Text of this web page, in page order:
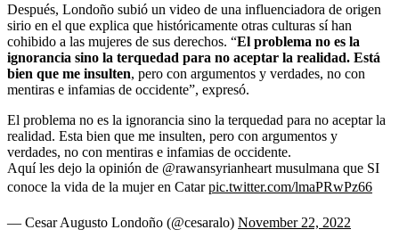
Después, Londoño subió un video de una influenciadora de origen
sirio en el que explica que históricamente otras culturas sí han
cohibido a las mujeres de sus derechos. “El problema no es la
ignorancia sino la terquedad para no aceptar la realidad. Está
bien que me insulten, pero con argumentos y verdades, no con
mentiras e infamias de occidente”, expresó.
El problema no es la ignorancia sino la terquedad para no aceptar la
realidad. Esta bien que me insulten, pero con argumentos y
verdades, no con mentiras e infamias de occidente.
Aquí les dejo la opinión de @rawansyrianheart musulmana que SI
conoce la vida de la mujer en Catarpic.twitter.com/lmaPRwPz66
— Cesar Augusto Londoño (@cesaralo) November 22, 2022